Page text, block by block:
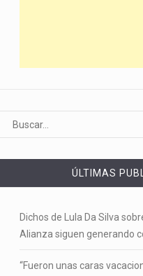
ÚLTIMAS
Dichos de Lula Da Silva
Alianza siguen generando
“Fueron unas caras